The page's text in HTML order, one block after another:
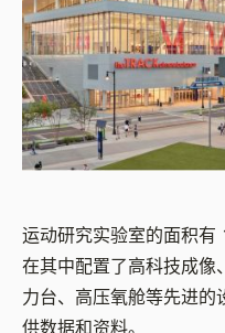
运动研究实验室的面积
在其中配置了高科技成
力台、高压氧舱等先进的
供数据和资料。